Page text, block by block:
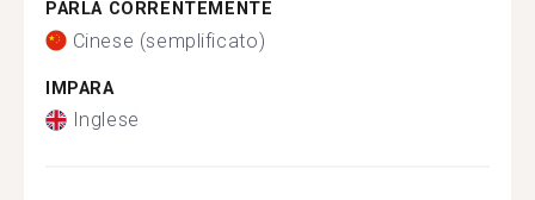
PARLA CORRENTEMENTE
Cinese (semplificato)
IMPARA
Inglese